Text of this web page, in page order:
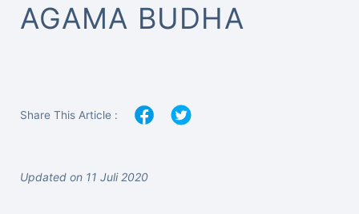
AGAMA BUDHA
Share This Article :
Updated on 11 Juli 2020